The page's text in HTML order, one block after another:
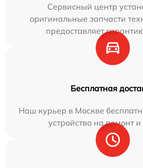
Сервисный центр
оригинальные запчасти
предоставляет
Бесплатная
Наш курьер в Москве
устройство на ремонт